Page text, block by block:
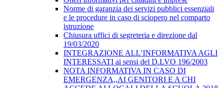
Norme di garanzia dei servizi pubblici essenziali
e le procedure in caso di sciopero nel comparto
istruzione
Chiusura uffici di segreteria e direzione dal
19/03/2020
INTEGRAZIONE ALL’INFORMATIVA AGLI
INTERESSATI ai sensi del D.LVO 196/2003
NOTA INFORMATIVA IN CASO DI
EMERGENZA,,AI GENITORI E A CHI